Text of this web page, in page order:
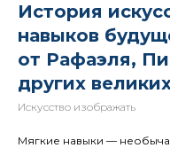
История
навыков
от Рафаэля,
других
Искусство изображать
Мягкие навыки —